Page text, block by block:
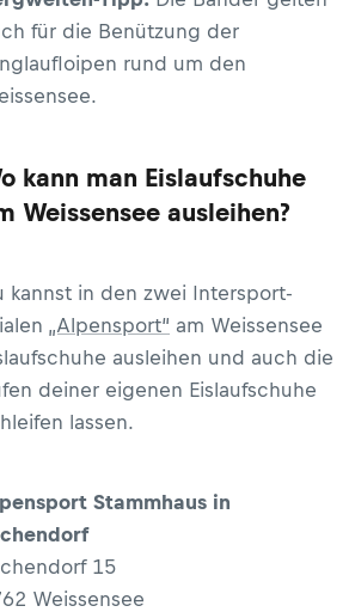
für die Benützung der
rund um den
kann man Eislaufschuhe
Weissensee ausleihen?
kannst in den zwei Intersport-
„Alpensport“ am Weissensee
ausleihen und auch die
deiner eigenen Eislaufschuhe
lassen.
Stammhaus in
15
Weissensee